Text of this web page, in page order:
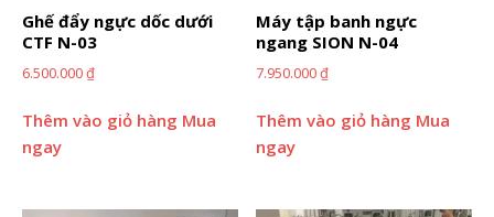
Ghế đẩy ngực dốc dưới
CTF N-03
6.500.000₫
Thêm vào giỏ hàng Mua
ngay
Máy tập banh ngực
ngang SION N-04
7.950.000₫
Thêm vào giỏ hàng Mua
ngay